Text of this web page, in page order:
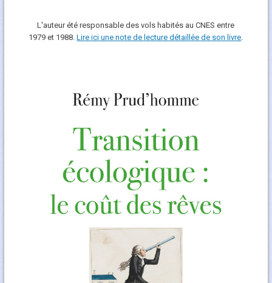
L'auteur été responsable des vols habités au CNES entre
1979 et 1988.Lire ici une note de lecture détaillée de son livre